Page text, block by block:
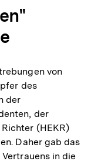
von
des
der
der
(HEKR)
Daher gab das
in die